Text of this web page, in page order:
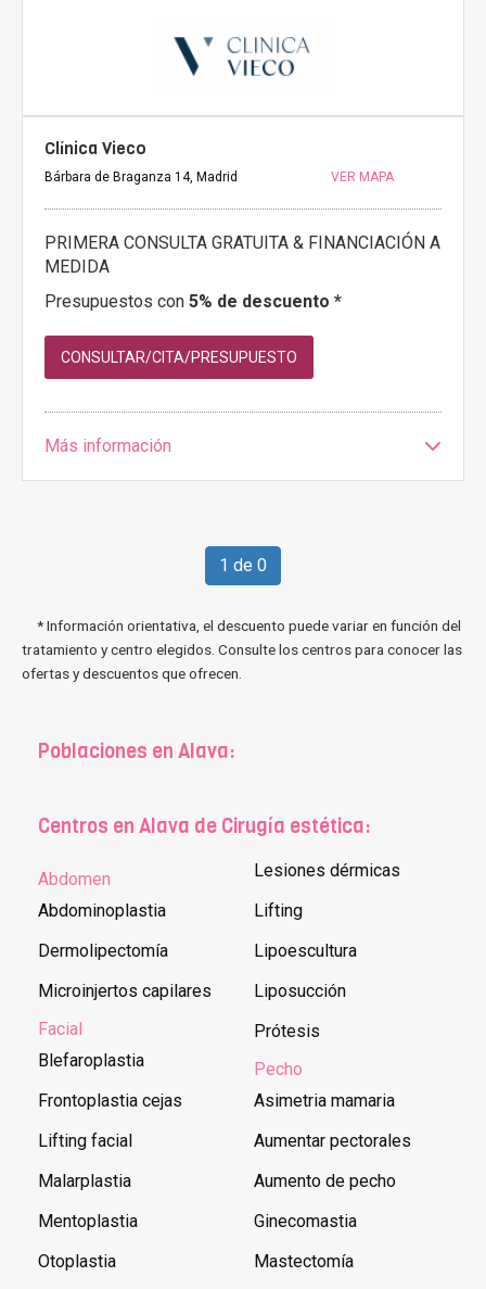
Clínica Vieco
Bárbara de Braganza 14, Madrid VER MAPA
PRIMERA CONSULTA GRATUITA & FINANCIACIÓN A
MEDIDA
Presupuestos con 5% de descuento *
CONSULTAR/CITA/PRESUPUESTO
Más información
1 de 0
* Información orientativa, el descuento puede variar en función del
tratamiento y centro elegidos. Consulte los centros para conocer las
ofertas y descuentos que ofrecen.
Poblaciones en Alava:
Centros en Alava de Cirugía estética:
Abdomen
Abdominoplastia
Dermolipectomía
Microinjertos capilares
Facial
Blefaroplastia
Frontoplastia cejas
Lifting facial
Malarplastia
Mentoplastia
Otoplastia
Lesiones dérmicas
Lifting
Lipoescultura
Liposucción
Prótesis
Pecho
Asimetria mamaria
Aumentar pectorales
Aumento de pecho
Ginecomastia
Mastectomía